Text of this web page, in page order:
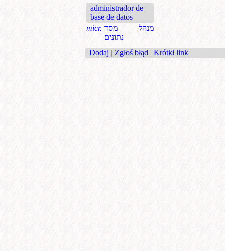
administrador de
base de datos
micr. מנהל מסד
נתונים
Dodaj | Zgłoś błąd | Krótki link